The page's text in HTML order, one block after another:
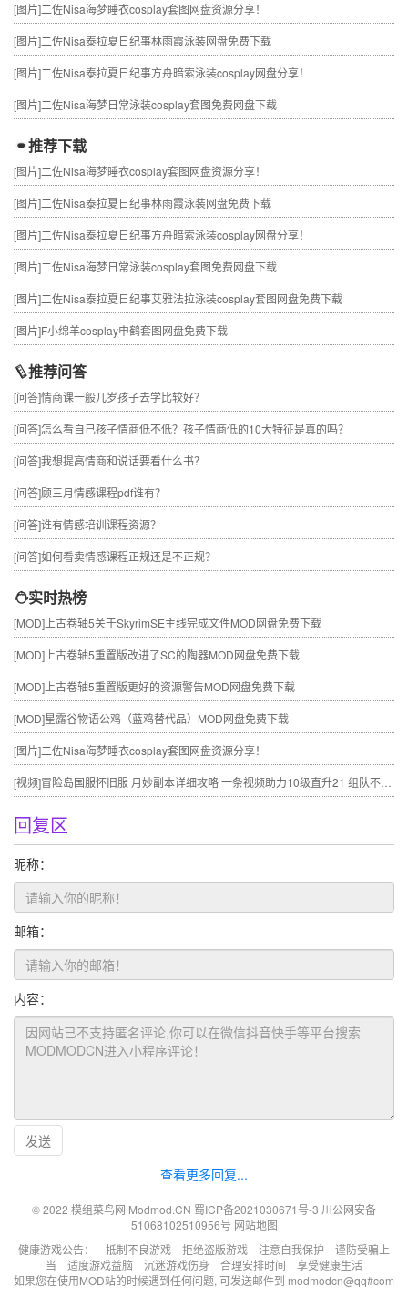
[图片]二佐Nisa海梦睡衣cosplay套图网盘资源分享！
[图片]二佐Nisa泰拉夏日纪事林雨霞泳装网盘免费下载
[图片]二佐Nisa泰拉夏日纪事方舟暗索泳装cosplay网盘分享！
[图片]二佐Nisa海梦日常泳装cosplay套图免费网盘下载
推荐下载
[图片]二佐Nisa海梦睡衣cosplay套图网盘资源分享！
[图片]二佐Nisa泰拉夏日纪事林雨霞泳装网盘免费下载
[图片]二佐Nisa泰拉夏日纪事方舟暗索泳装cosplay网盘分享！
[图片]二佐Nisa海梦日常泳装cosplay套图免费网盘下载
[图片]二佐Nisa泰拉夏日纪事艾雅法拉泳装cosplay套图网盘免费下载
[图片]F小绵羊cosplay申鹤套图网盘免费下载
推荐问答
[问答]情商课一般几岁孩子去学比较好？
[问答]怎么看自己孩子情商低不低？孩子情商低的10大特征是真的吗？
[问答]我想提高情商和说话要看什么书？
[问答]顾三月情感课程pdf谁有？
[问答]谁有情感培训课程资源？
[问答]如何看卖情感课程正规还是不正规？
实时热榜
[MOD] 上古卷轴5关于SkyrimSE主线完成文件MOD网盘免费下载
[MOD] 上古卷轴5重置版改进了SC的陶器MOD网盘免费下载
[MOD] 上古卷轴5重置版更好的资源警告MOD网盘免费下载
[MOD]星露谷物语公鸡（蓝鸡替代品）MOD网盘免费下载
[图片]二佐Nisa海梦睡衣cosplay套图网盘资源分享！
[视频]冒险岛国服怀旧服 月妙副本详细攻略 一条视频助力10级直升21 组队不求人
回复区
昵称：
邮箱：
内容：
发送
查看更多回复...
© 2022 模组菜鸟网 Modmod.CN 蜀ICP备2021030671号-3 川公网安备
51068102510956号 网站地图
健康游戏公告： 抵制不良游戏 拒绝盗版游戏 注意自我保护 谨防受骗上
当 适度游戏益脑 沉迷游戏伤身 合理安排时间 享受健康生活
如果您在使用MOD站的时候遇到任何问题, 可发送邮件到 modmodcn@qq#com